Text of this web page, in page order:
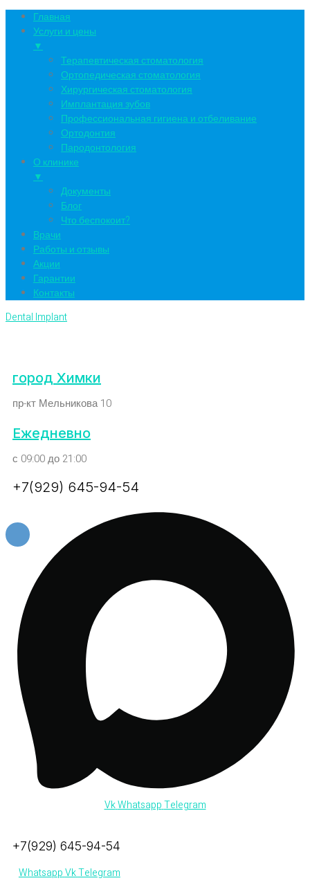
Главная
Услуги и цены
▼
Терапевтическая стоматология
Ортопедическая стоматология
Хирургическая стоматология
Имплантация зубов
Профессиональная гигиена и отбеливание
Ортодонтия
Пародонтология
О клинике
▼
Документы
Блог
Что беспокоит?
Врачи
Работы и отзывы
Акции
Гарантии
Контакты
Dental Implant
город Химки
пр-кт Мельникова 10
Ежедневно
с 09:00 до 21:00
+7(929) 645-94-54
VkWhatsappTelegram
+7(929) 645-94-54
WhatsappVkTelegram